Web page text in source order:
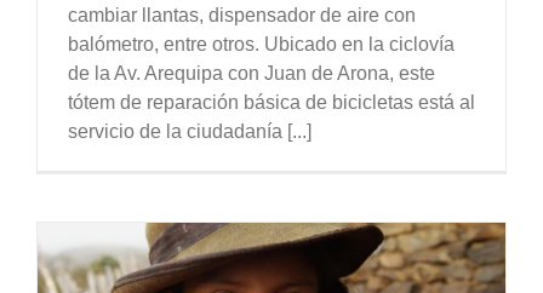
cambiar llantas, dispensador de aire con
balómetro, entre otros. Ubicado en la ciclovía
de la Av. Arequipa con Juan de Arona, este
tótem de reparación básica de bicicletas está al
servicio de la ciudadanía [...]